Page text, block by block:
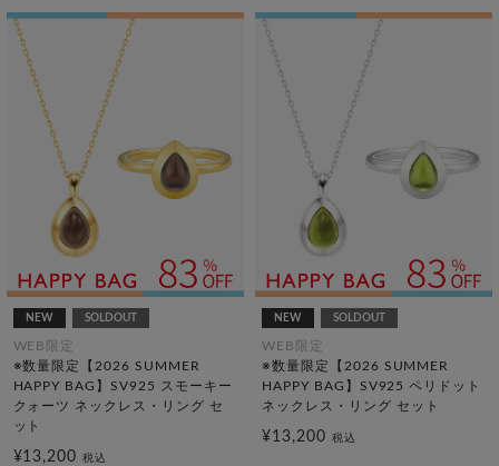
NEW SOLDOUT
WEB限定
※数量限定【2026 SUMMER
HAPPY BAG】SV925 スモーキー
クォーツ ネックレス・リング セ
ット
¥13,200税込
NEW SOLDOUT
WEB限定
※数量限定【2026 SUMMER
HAPPY BAG】SV925 ペリドット
ネックレス・リング セット
¥13,200 税込